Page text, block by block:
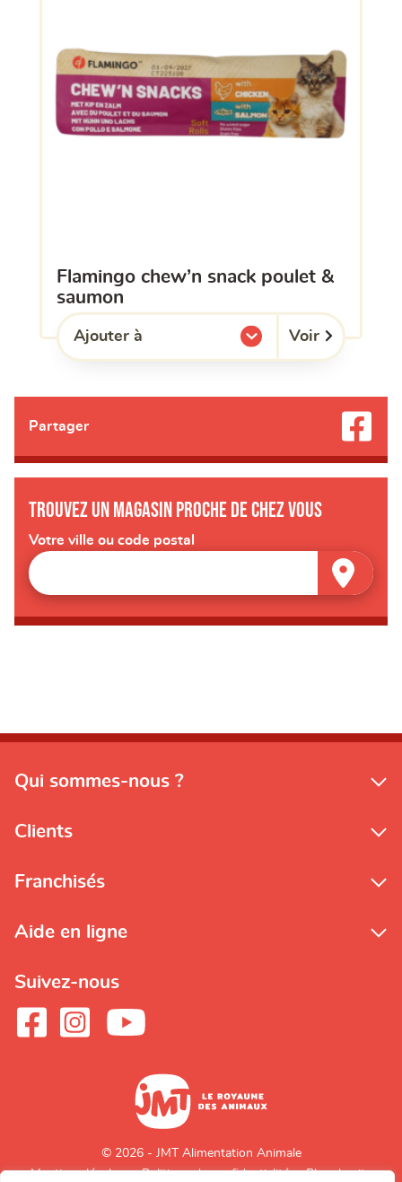
flamingo chew’n snack poulet &
saumon
Ajouter à
l'une de mes listes. Voir
Partager
Trouvez un magasin proche de chez vous
Votre ville ou code postal
Qui sommes-nous ?
Clients
Franchisés
Aide en ligne
Suivez-nous
© 2026 - JMT Alimentation Animale
Mentions légales
Politique de confidentialité Plan du site